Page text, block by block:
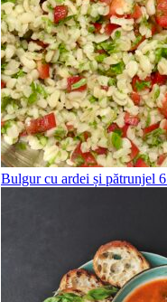
Bulgur cu ardei și pătrunjel 6